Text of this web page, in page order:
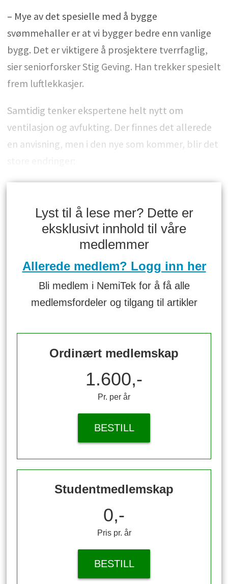
– Mye av det spesielle med å bygge
svømmehaller er at vi bygger bedre enn vanlige
bygg. Det er viktigere å prosjektere tverrfaglig,
sier seniorforsker Stig Geving. Han trekker spesielt
frem luftlekkasjer.
Samtidig tenker ekspertene helt nytt om
ventilasjon og avfukting. Der finnes det allerede
en anvisning, men i den nye som kommer, blir det
Lyst til å lese mer? Dette er
eksklusivt innhold til våre
medlemmer
Allerede medlem? Logg inn her
Bli medlem i NemiTek for å få alle
medlemsfordeler og tilgang til artikler
Ordinært medlemskap
1.600,-
Pr. per år
BESTILL
Studentmedlemskap
0,-
Pris pr. år
BESTILL